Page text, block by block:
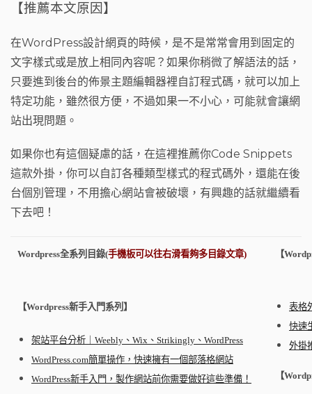
c
e
b
o
o
k
h
a
t
g
ra
m
【推薦本文原因】
在WordPress設計網頁的時候，是不是常常會用到固定的
文字樣式或是放上相同內容呢？如果你稍微了解語法的話，
只要進到後台的佈景主題編輯器裡自訂程式碼，就可以加上
特定功能，雖然很方便，不過如果一不小心，可能就會讓網
站出現問題。
如果你也有這個疑慮的話，在這裡推薦你Code Snippets
這款外掛，你可以自訂各種類型樣式的程式碼外，還能在後
台個別管理，不用擔心網站會被破壞，有興趣的話就繼續看
下去吧！
Wordpress全系列目錄(手機板可以往右滑看夠多目錄文章)
【Wordpress新手入門系列】
架站平台分析｜Weebly、Wix、Strikingly、WordPress
WordPress.com簡單操作，快速擁有一個部落格網站
WordPress新手入門，製作網站前你需要做好這些準備！
【
表格
快速
外掛
【